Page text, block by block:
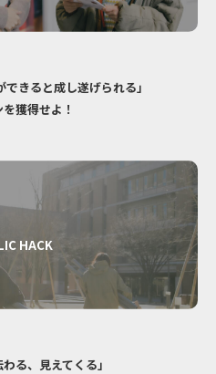
きると成し遂げられる」
獲得せよ！
HACK
る、見えてくる」